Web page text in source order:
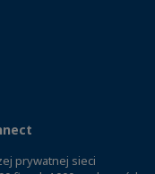
prywatnej sieci